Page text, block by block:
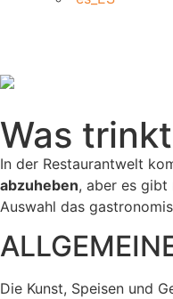
Was
In der Restaurantwelt
abzuheben, aber es gibt
Auswahl das
Die Kunst, Speisen und